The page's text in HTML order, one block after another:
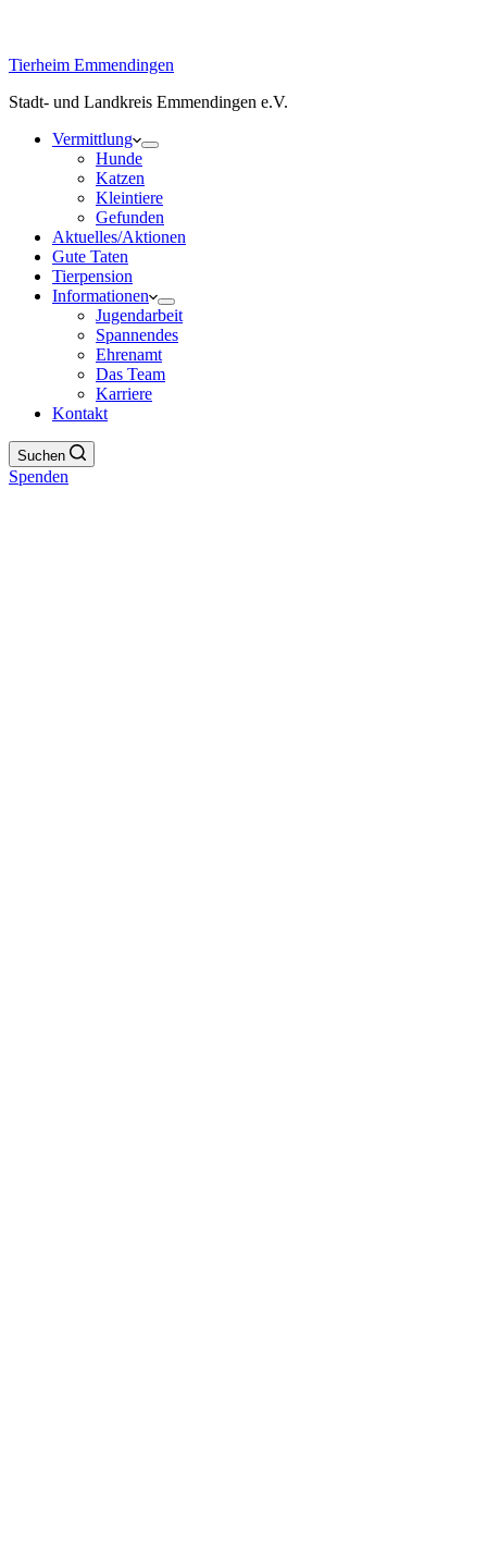
Tierheim Emmendingen
Stadt- und Landkreis Emmendingen e.V.
Vermittlung
Hunde
Katzen
Kleintiere
Gefunden
Aktuelles/Aktionen
Gute Taten
Tierpension
Informationen
Jugendarbeit
Spannendes
Ehrenamt
Das Team
Karriere
Kontakt
Suchen
Spenden